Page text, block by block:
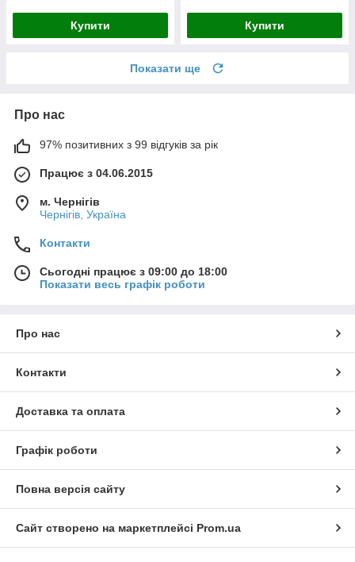
Купити Купити
Показати ще
Про нас
97% позитивних з 99 відгуків за рік
Працює з 04.06.2015
м. Чернігів
Чернігів, Україна
Контакти
Сьогодні працює з 09:00 до 18:00
Показати весь графік роботи
Про нас
Контакти
Доставка та оплата
Графік роботи
Повна версія сайту
Сайт створено на маркетплейсі Prom.ua